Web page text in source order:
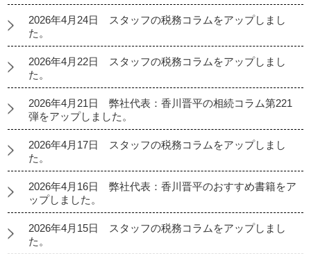
2026年4月24日 スタッフの税務コラムをアップしまし
た。
2026年4月22日 スタッフの税務コラムをアップしまし
た。
2026年4月21日 弊社代表：香川晋平の相続コラム第221
弾をアップしました。
2026年4月17日 スタッフの税務コラムをアップしまし
た。
2026年4月16日 弊社代表：香川晋平のおすすめ書籍をア
ップしました。
2026年4月15日 スタッフの税務コラムをアップしまし
た。